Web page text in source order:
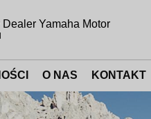
Yamaha Motor
O NAS KONTAKT